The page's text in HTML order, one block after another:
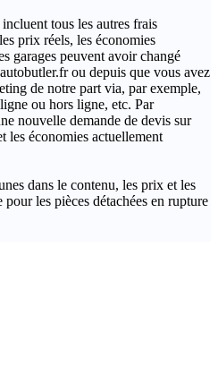
tous les autres frais
prix réels, les économies
garages peuvent avoir changé
ou depuis que vous avez
de notre part via, par exemple,
ou hors ligne, etc. Par
nouvelle demande de devis sur
les économies actuellement
dans le contenu, les prix et les
les pièces détachées en rupture